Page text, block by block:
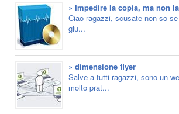
» Impedire la copia, ma non
Ciao ragazzi, scusate non so
giu...
» dimensione flyer
Salve a tutti ragazzi, sono un
molto prat...